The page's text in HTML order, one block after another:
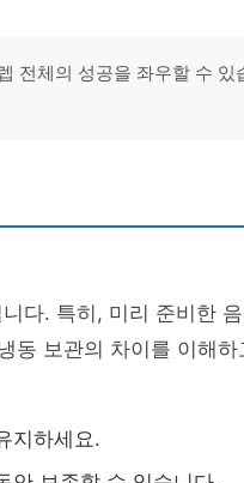
전체의 성공을 좌우할 수 있
니다. 특히, 미리 준비한
동 보관의 차이를 이해하
지하세요.